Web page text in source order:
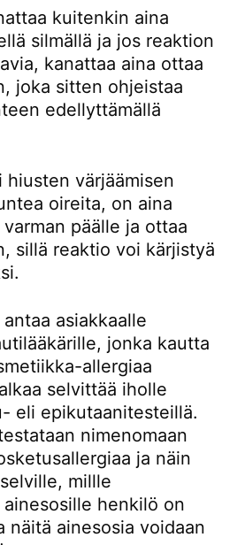
kuitenkin aina
silmällä ja jos reaktion
kanattaa aina ottaa
joka sitten ohjeistaa
edellyttämällä
hiusten värjäämisen
oireita, on aina
päälle ja ottaa
sillä reaktio voi kärjistyä
asiakkaalle
jonka kautta
allergiaa
selvittää iholle
eli epikutaanitesteillä.
nimenomaan
ja näin
millle
henkilö on
näitä ainesosia voidaan